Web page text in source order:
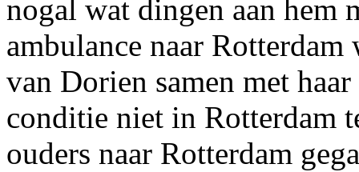
nogal wat dingen aan hem
ambulance naar
van Dorien samen met
conditie niet in Rotterdam
ouders naar Rotterdam